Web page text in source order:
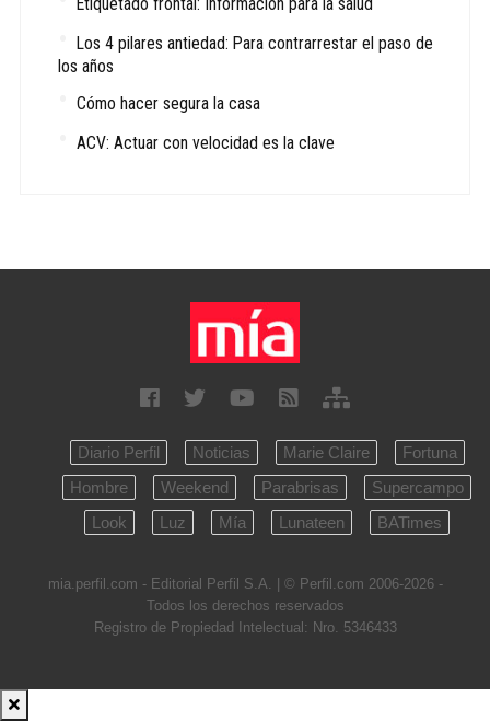
Los 4 pilares antiedad: Para contrarrestar el paso de
los años
Cómo hacer segura la casa
ACV: Actuar con velocidad es la clave
Diario Perfil Noticias Marie Claire
Fortuna
Hombre
Weekend Parabrisas
Supercampo
Look
Luz Mía Lunateen BATimes
mia.perfil.com - Editorial Perfil S.A.
| © Perfil.com 2006-2026 -
Todos los derechos reservados
Registro de Propiedad Intelectual: Nro. 5346433